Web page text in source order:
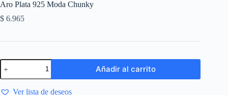
Aro Plata 925 Moda Chunky
$ 6.965
Añadir al carrito
Ver lista de deseos